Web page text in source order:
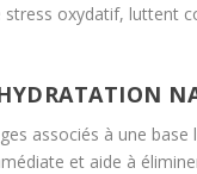
oxydatif, luttent
associés à une
et aide à